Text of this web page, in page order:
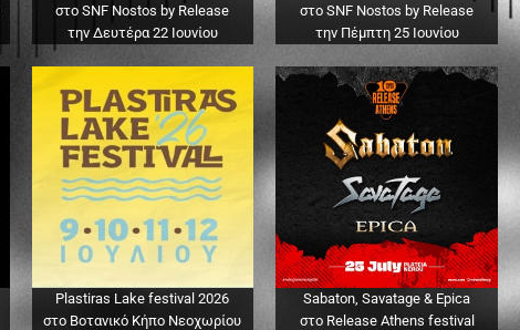
στο SNF Nostos by Release
την Δευτέρα 22 Ιουνίου
στο SNF Nostos by Release
την Πέμπτη 25 Ιουνίου
Plastiras Lake festival 2026
στο Βοτανικό Κήπο Νεοχωρίου
Sabaton, Savatage & Epica
στο Release Athens festival